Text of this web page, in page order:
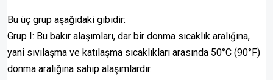
Bu üç grup aşağıdaki gibidir:
Grup I: Bu bakır alaşımları, dar bir donma sıcaklık aralığına,
yani sıvılaşma ve katılaşma sıcaklıkları arasında 50°C (90°F)
donma aralığına sahip alaşımlardır.